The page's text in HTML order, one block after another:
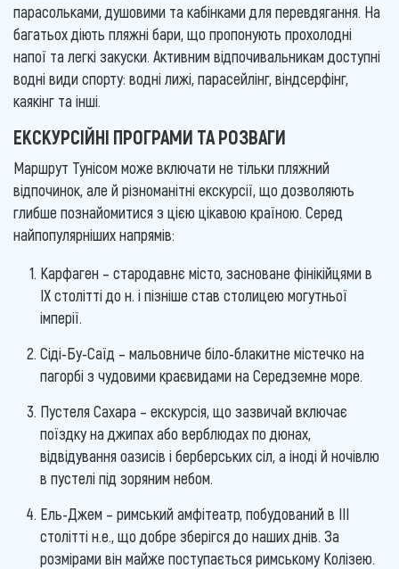
парасольками, душовими та кабінками для перевдягання. На
багатьох діють пляжні бари, що пропонують прохолодні
напої та легкі закуски. Активним відпочивальникам доступні
водні види спорту: водні лижі, парасейлінг, віндсерфінг,
каякінг та інші.
ЕКСКУРСІЙНІ ПРОГРАМИ ТА РОЗВАГИ
Маршрут Тунісом може включати не тільки пляжний
відпочинок, але й різноманітні екскурсії, що дозволяють
глибше познайомитися з цією цікавою країною. Серед
найпопулярніших напрямів:
Карфаген – стародавнє місто, засноване фінікійцями в
IX столітті до н. і пізніше став столицею могутньої
імперії.
Сіді-Бу-Саїд – мальовниче біло-блакитне містечко на
пагорбі з чудовими краєвидами на Середземне море.
Пустеля Сахара – екскурсія, що зазвичай включає
поїздку на джипах або верблюдах по дюнах,
відвідування оазисів і берберських сіл, а іноді й ночівлю
в пустелі під зоряним небом.
Ель-Джем – римський амфітеатр, побудований в III
столітті н.е., що добре зберігся до наших днів. За
розмірами він майже поступається римському Колізею.